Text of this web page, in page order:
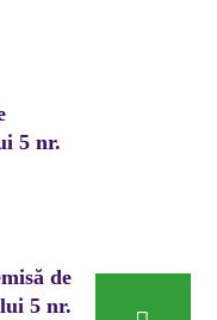
5 nr.
de
5 nr.